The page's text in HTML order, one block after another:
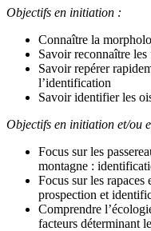
Objectifs en initiation :
Connaître la
Savoir reconnaître les
Savoir repérer
l’identification
Savoir identifier les
Objectifs en initiation et/ou
Focus sur les
montagne :
Focus sur les rapaces
prospection et
Comprendre
facteurs déterminant